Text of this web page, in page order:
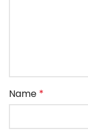
Name *